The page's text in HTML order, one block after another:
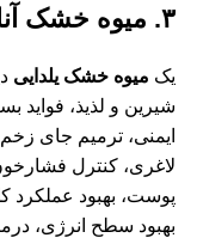
۳. میوه خشک آناناس
یک میوه‌ خشک یلدایی
شیرین و لذیذ، فواید
ایمنی، ترمیم جای
لاغری، کنترل
پوست، بهبود عملکرد
بهبود سطح انرژی،